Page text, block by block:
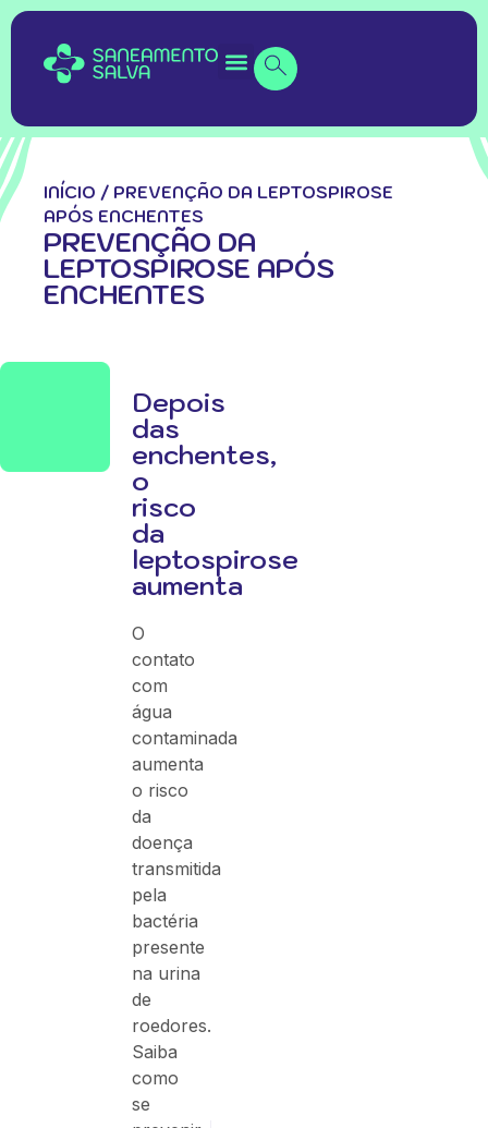
INÍCIO / PREVENÇÃO DA LEPTOSPIROSE
APÓS ENCHENTES
PREVENÇÃO DA
LEPTOSPIROSE APÓS
ENCHENTES
Depois
das
enchentes,
o
risco
da
leptospirose
aumenta
O
contato
com
água
contaminada
aumenta
o risco
da
doença
transmitida
pela
bactéria
presente
na urina
de
roedores.
Saiba
como
se